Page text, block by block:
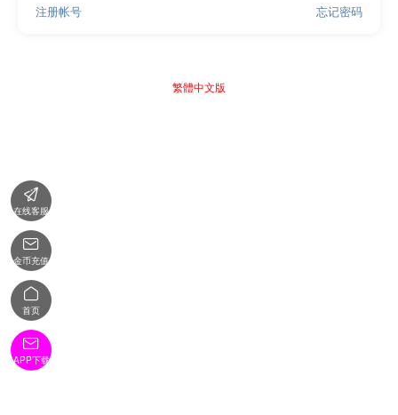
忘记密码
注册帐号
繁體中文版

在线客服

金币充值

首页

APP下载